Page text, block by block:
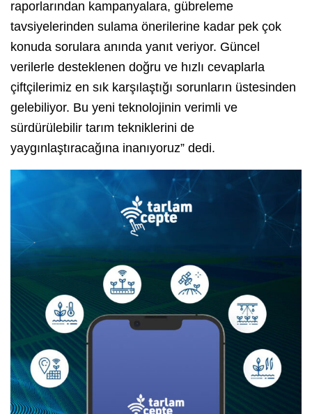
raporlarından kampanyalara, gübreleme
tavsiyelerinden sulama önerilerine kadar pek çok
konuda sorulara anında yanıt veriyor. Güncel
verilerle desteklenen doğru ve hızlı cevaplarla
çiftçilerimiz en sık karşılaştığı sorunların üstesinden
gelebiliyor. Bu yeni teknolojinin verimli ve
sürdürülebilir tarım tekniklerini de
yaygınlaştıracağına inanıyoruz” dedi.